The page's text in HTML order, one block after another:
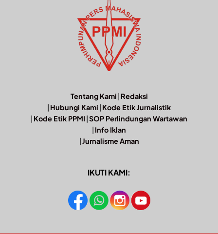
Tentang Kami | Redaksi
| Hubungi Kami | Kode Etik Jurnalistik
| Kode Etik PPMI |SOP Perlindungan Wartawan
| Info Iklan
|Jurnalisme Aman
IKUTI KAMI: